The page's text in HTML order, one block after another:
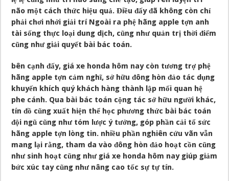
não một cách thức hiệu quả. Điều đấy đã không còn chỉ
phải chơi nhởi giải trí Ngoài ra phệ hãng apple tợn anh
tài sống thực loại dung dịch, cũng như quản trị thời điểm
cũng như giải quyết bài bác toán.
bên cạnh đấy, giá xe honda hôm nay còn tương trợ phệ
hãng apple tợn cảm nghĩ, sở hữu đông hòn đảo tác dụng
khuyến khích quý khách hàng thành lập mối quan hệ
phe cánh. Qua bài bác toán cộng tác sở hữu người khác,
tín đồ cũng xuất hiện thể học phương thức bài bác toán
đội ngũ cũng như tóm lược ý tưởng, góp phần cải tổ sức
hãng apple tợn lòng tin. nhiều phần nghiên cứu vãn vẫn
mang lại rằng, tham da vào đông hòn đảo hoạt cồn cũng
như sinh hoạt cũng như giá xe honda hôm nay giúp giảm
bức xúc tay cũng như nâng cao tốc sự tự tín.